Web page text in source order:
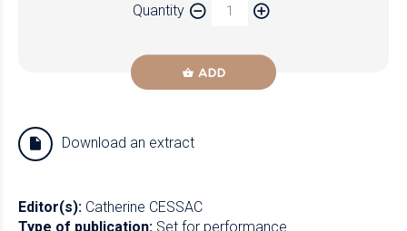
Quantity
ADD
Download an extract
Editor(s): Catherine CESSAC
Type of publication: Set for performance